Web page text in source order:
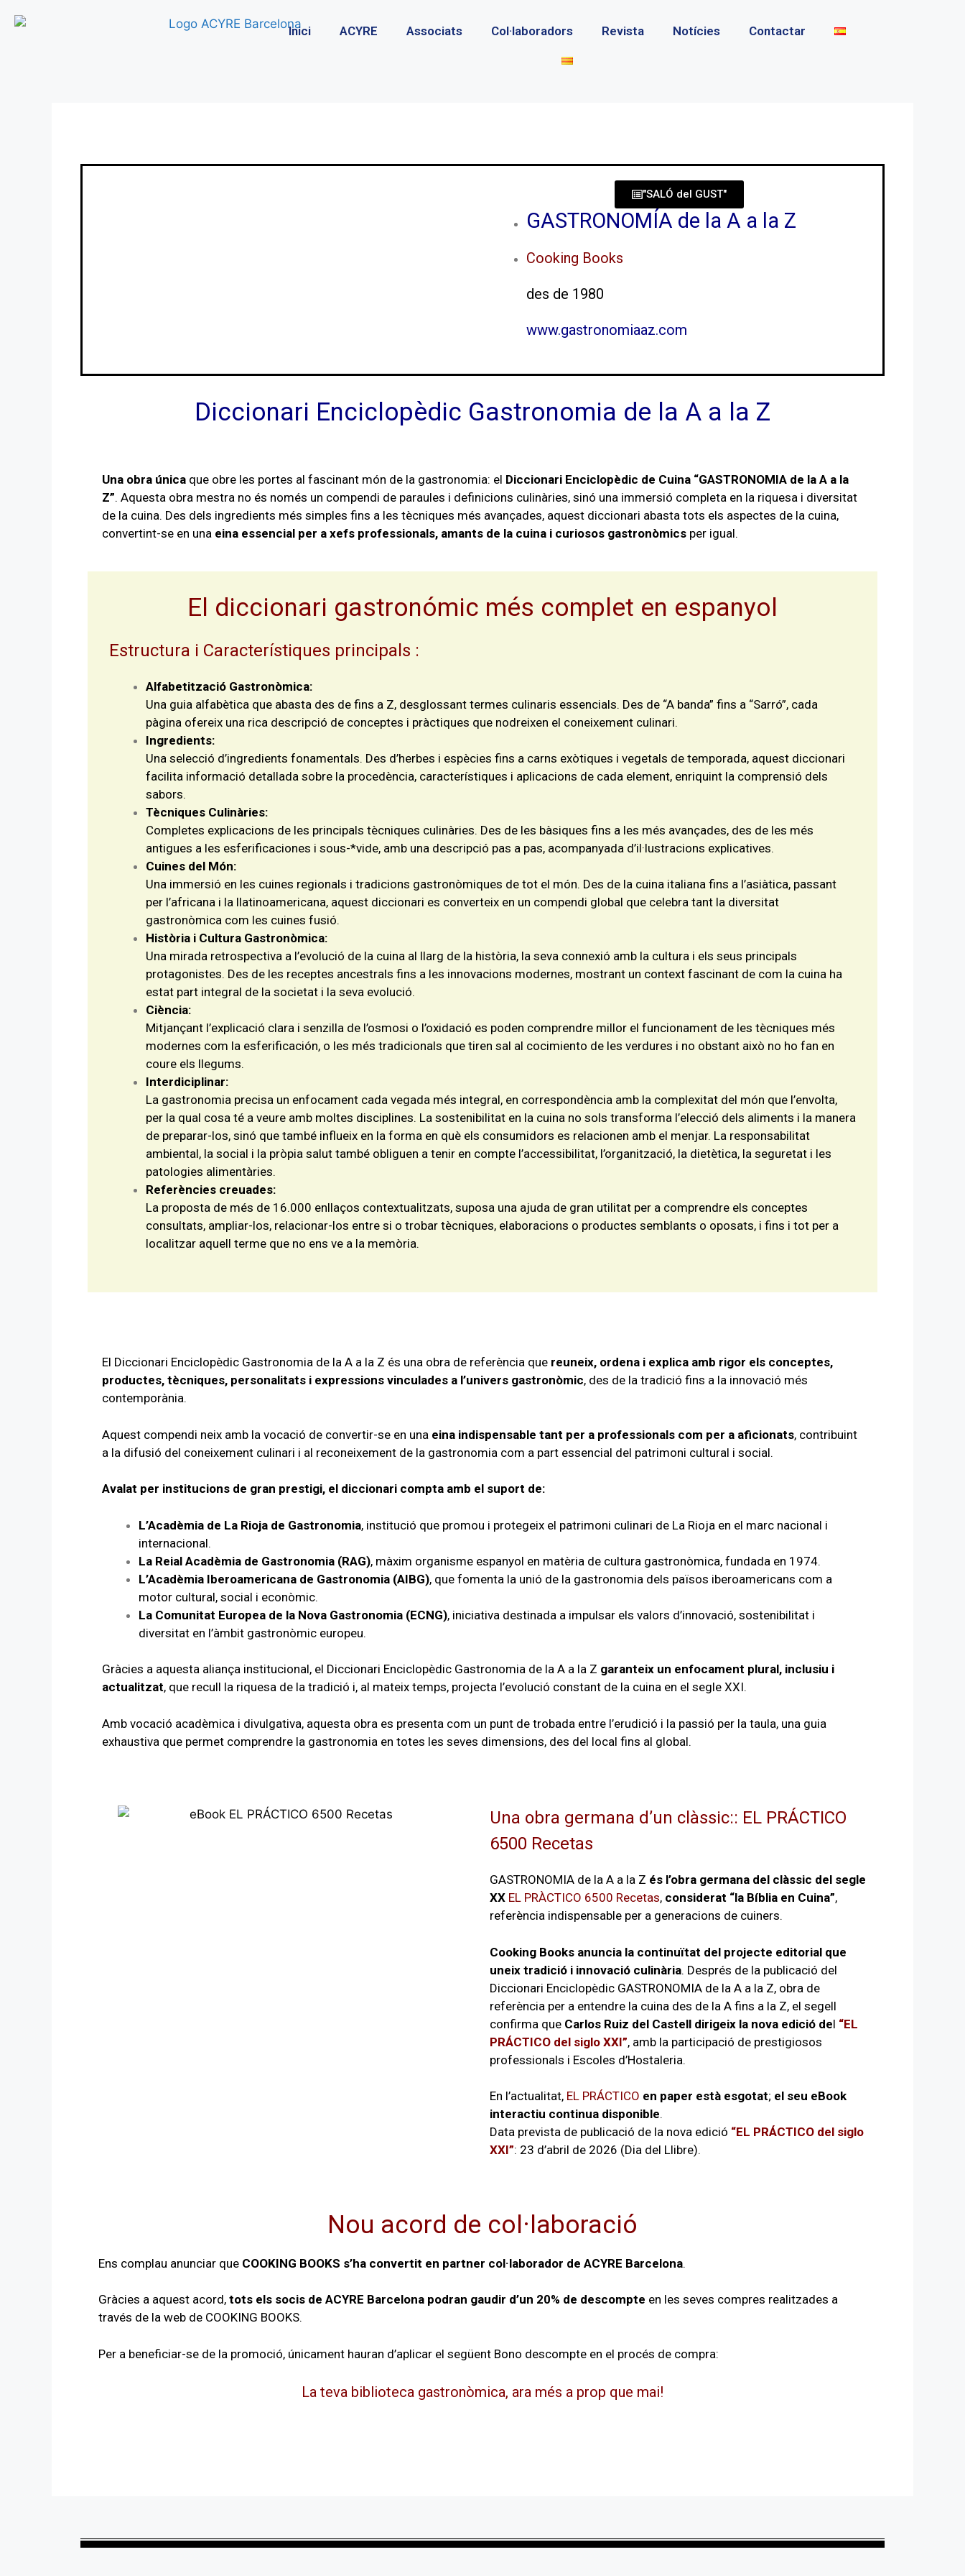
Inici ACYRE Associats Col·laboradors Revista Notícies Contactar
"SALÓ del GUST"
GASTRONOMÍA de la A a la Z
Cooking Books
des de 1980
www.gastronomiaaz.com
Diccionari Enciclopèdic Gastronomia de la A a la Z
Una obra única que obre les portes al fascinant món de la gastronomia: el Diccionari Enciclopèdic de Cuina “GASTRONOMIA de la A a la
Z”. Aquesta obra mestra no és només un compendi de paraules i definicions culinàries, sinó una immersió completa en la riquesa i diversitat
de la cuina. Des dels ingredients més simples fins a les tècniques més avançades, aquest diccionari abasta tots els aspectes de la cuina,
convertint-se en una eina essencial per a xefs professionals, amants de la cuina i curiosos gastronòmics per igual.
El diccionari gastronómic més complet en espanyol
Estructura i Característiques principals :
Alfabetització Gastronòmica:
Una guia alfabètica que abasta des de fins a Z, desglossant termes culinaris essencials. Des de “A banda” fins a “Sarró”, cada
pàgina ofereix una rica descripció de conceptes i pràctiques que nodreixen el coneixement culinari.
Ingredients:
Una selecció d’ingredients fonamentals. Des d’herbes i espècies fins a carns exòtiques i vegetals de temporada, aquest diccionari
facilita informació detallada sobre la procedència, característiques i aplicacions de cada element, enriquint la comprensió dels
sabors.
Tècniques Culinàries:
Completes explicacions de les principals tècniques culinàries. Des de les bàsiques fins a les més avançades, des de les més
antigues a les esferificaciones i sous-*vide, amb una descripció pas a pas, acompanyada d’il·lustracions explicatives.
Cuines del Món:
Una immersió en les cuines regionals i tradicions gastronòmiques de tot el món. Des de la cuina italiana fins a l’asiàtica, passant
per l’africana i la llatinoamericana, aquest diccionari es converteix en un compendi global que celebra tant la diversitat
gastronòmica com les cuines fusió.
Història i Cultura Gastronòmica:
Una mirada retrospectiva a l’evolució de la cuina al llarg de la història, la seva connexió amb la cultura i els seus principals
protagonistes. Des de les receptes ancestrals fins a les innovacions modernes, mostrant un context fascinant de com la cuina ha
estat part integral de la societat i la seva evolució.
Ciència:
Mitjançant l’explicació clara i senzilla de l’osmosi o l’oxidació es poden comprendre millor el funcionament de les tècniques més
modernes com la esferificación, o les més tradicionals que tiren sal al cocimiento de les verdures i no obstant això no ho fan en
coure els llegums.
Interdiciplinar:
La gastronomia precisa un enfocament cada vegada més integral, en correspondència amb la complexitat del món que l’envolta,
per la qual cosa té a veure amb moltes disciplines. La sostenibilitat en la cuina no sols transforma l’elecció dels aliments i la manera
de preparar-los, sinó que també influeix en la forma en què els consumidors es relacionen amb el menjar. La responsabilitat
ambiental, la social i la pròpia salut també obliguen a tenir en compte l’accessibilitat, l’organització, la dietètica, la seguretat i les
patologies alimentàries.
Referències creuades:
La proposta de més de 16.000 enllaços contextualitzats, suposa una ajuda de gran utilitat per a comprendre els conceptes
consultats, ampliar-los, relacionar-los entre si o trobar tècniques, elaboracions o productes semblants o oposats, i fins i tot per a
localitzar aquell terme que no ens ve a la memòria.
El Diccionari Enciclopèdic Gastronomia de la A a la Z és una obra de referència que reuneix, ordena i explica amb rigor els conceptes,
productes, tècniques, personalitats i expressions vinculades a l’univers gastronòmic, des de la tradició fins a la innovació més
contemporània.
Aquest compendi neix amb la vocació de convertir-se en una eina indispensable tant per a professionals com per a aficionats, contribuint
a la difusió del coneixement culinari i al reconeixement de la gastronomia com a part essencial del patrimoni cultural i social.
Avalat per institucions de gran prestigi, el diccionari compta amb el suport de:
L’Acadèmia de La Rioja de Gastronomia, institució que promou i protegeix el patrimoni culinari de La Rioja en el marc nacional i
internacional.
La Reial Acadèmia de Gastronomia (RAG), màxim organisme espanyol en matèria de cultura gastronòmica, fundada en 1974.
L’Acadèmia Iberoamericana de Gastronomia (AIBG), que fomenta la unió de la gastronomia dels països iberoamericans com a
motor cultural, social i econòmic.
La Comunitat Europea de la Nova Gastronomia (ECNG), iniciativa destinada a impulsar els valors d’innovació, sostenibilitat i
diversitat en l’àmbit gastronòmic europeu.
Gràcies a aquesta aliança institucional, el Diccionari Enciclopèdic Gastronomia de la A a la Z garanteix un enfocament plural, inclusiu i
actualitzat, que recull la riquesa de la tradició i, al mateix temps, projecta l’evolució constant de la cuina en el segle XXI.
Amb vocació acadèmica i divulgativa, aquesta obra es presenta com un punt de trobada entre l’erudició i la passió per la taula, una guia
exhaustiva que permet comprendre la gastronomia en totes les seves dimensions, des del local fins al global.
Una obra germana d’un clàssic:: EL PRÁCTICO
6500 Recetas
GASTRONOMIA de la A a la Z és l’obra germana del clàssic del segle
XX EL PRÀCTICO 6500 Recetas, considerat “la Bíblia en Cuina”,
referència indispensable per a generacions de cuiners.
Cooking Books anuncia la continuïtat del projecte editorial que
uneix tradició i innovació culinària. Després de la publicació del
Diccionari Enciclopèdic GASTRONOMIA de la A a la Z, obra de
referència per a entendre la cuina des de la A fins a la Z, el segell
confirma que Carlos Ruiz del Castell dirigeix la nova edició del “EL
PRÁCTICO del siglo XXI”, amb la participació de prestigiosos
professionals i Escoles d’Hostaleria.
En l’actualitat, EL PRÁCTICO en paper està esgotat; el seu eBook
interactiu continua disponible.
Data prevista de publicació de la nova edició “EL PRÁCTICO del siglo
XXI”: 23 d’abril de 2026 (Dia del Llibre).
Nou acord de col·laboració
Ens complau anunciar que COOKING BOOKS s’ha convertit en partner col·laborador de ACYRE Barcelona.
Gràcies a aquest acord, tots els socis de ACYRE Barcelona podran gaudir d’un 20% de descompte en les seves compres realitzades a
través de la web de COOKING BOOKS.
Per a beneficiar-se de la promoció, únicament hauran d’aplicar el següent Bono descompte en el procés de compra:
La teva biblioteca gastronòmica, ara més a prop que mai!